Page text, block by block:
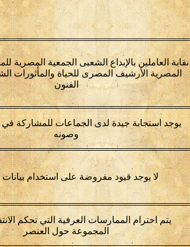
نقابة العاملين بالإبداع الشعبى الجمعية المصرية
المصرية الأرشيف المصرى للحياة والمأثورات
الفنون
يوجد استجابة جيدة لدى الجماعات للمشاركة في
وصونه
لا يوجد قيود مفروضة على استخدام بيانات
يتم احترام الممارسات العرفية التي تحكم
المجموعة حول العنصر